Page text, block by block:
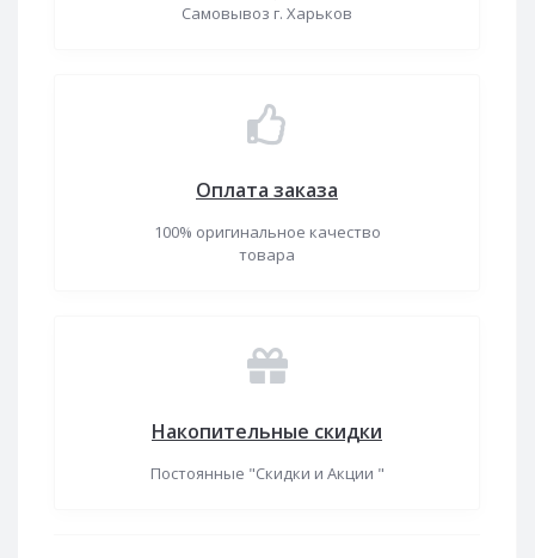
Самовывоз г. Харьков
Оплата заказа
100% оригинальное качество
товара
Накопительные скидки
Постоянные "Скидки и Акции "